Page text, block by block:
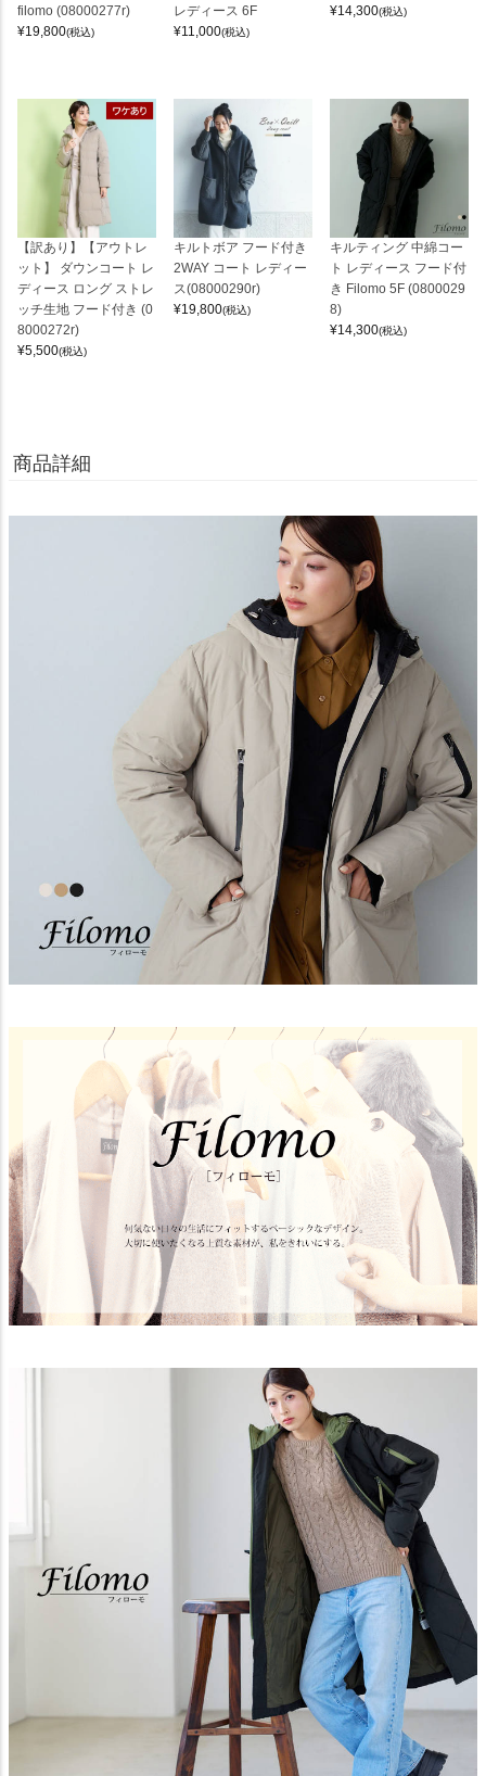
filomo (08000277r)
¥19,800(税込)
レディース 6F
¥11,000(税込)
¥14,300(税込)
【訳あり】【アウトレ
ット】 ダウンコート レ
ディース ロング ストレ
ッチ生地 フード付き (0
8000272r)
¥5,500(税込)
キルトボア フード付き
2WAY コート レディー
ス(08000290r)
¥19,800(税込)
キルティング 中綿コー
ト レディース フード付
き Filomo 5F (0800029
8)
¥14,300(税込)
商品詳細